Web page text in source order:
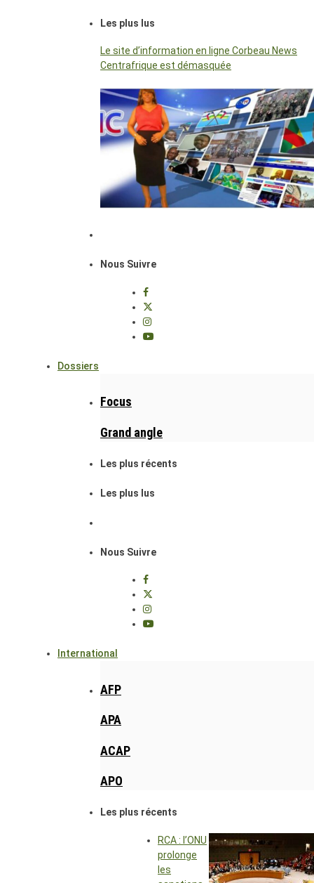
Les plus lus
Le site d’information en ligne Corbeau News
Centrafrique est démasquée
Nous Suivre
Dossiers
Focus
Grand angle
Les plus récents
Les plus lus
Nous Suivre
International
AFP
APA
ACAP
APO
Les plus récents
RCA : l’ONU
prolonge
les